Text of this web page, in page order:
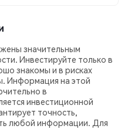
значительным
Инвестируйте только в
знакомы и в рисках
Информация на этой
в
инвестиционной
точность,
любой информации. Для